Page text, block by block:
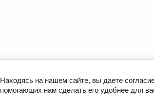
Находясь на нашем сайте, вы даете
помогающих нам сделать его удобнее для